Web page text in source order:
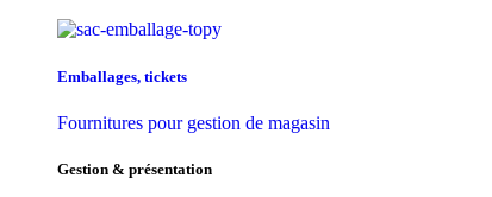
Emballages, tickets
Fournitures pour gestion de magasin
Gestion & présentation